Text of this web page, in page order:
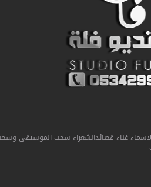
غناء قصائدالشعراء سحب الموسيقى وسحب